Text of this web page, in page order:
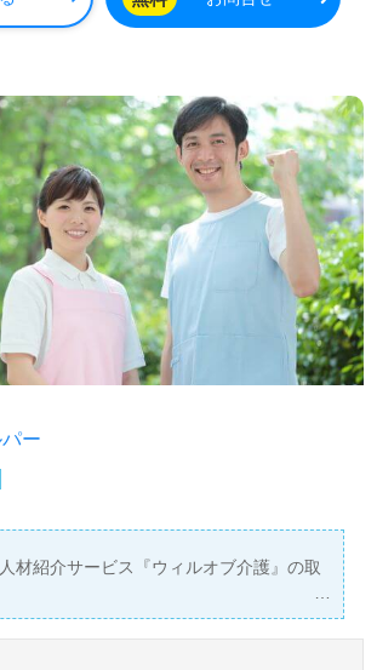
た期間が通算5年間であること（雇用形態は問わな
／月、介護福祉士手当含む） （特養・老健・有料・
上の方） ※この他に保育手当お子様1人につき
ケアマネ資格手当5,000円、残業手当（月平均残業
手当、交通費規定内支給 ※定期昇給、昇格による
与】 入社時等級の場合：基本給×1ヶ月 ※入社3ヶ月
後：基本給×2ヶ月 ※試用期間3ヶ月（労働条件は本採
月給265,000円～ ＜応募資格> 介護福祉士 ＜備考>
祉士手当含む） ※この他に保育手当お子様1人につ
）、ケアマネ資格手当5,000円、残業手当（月平均残
年始手当、交通費規定内支給 ※定期昇給、昇格によ
賞与】 入社時等級の場合：基本給×1ヶ月 ※入社3ヶ
格後：基本給×2ヶ月 ※試用期間3ヶ月（労働条件は本
．月給237,000円～ ＜応募資格> 介護職員初任者研修
※介護福祉士以外 ＜備考> （夜勤5回／月） ※この
につき10,000円（規定あり）、ケアマネ資格手当
による基本給アップあり 【賞与】 入社時等級の場
社3ヶ月後に昇格審査あり 昇格後：基本給×2ヶ月 ※
件は本採用時と変更なし） 賞与あり 昇給あり
ー
材紹介サービス『ウィルオブ介護』の取
軽にご相談ください♪
の転職活動をサポートいたします。